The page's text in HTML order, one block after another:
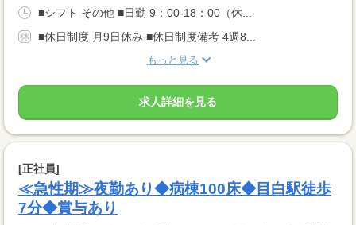
■シフト その他 ■日勤 9：00-18：00（休...
■休日制度 月9日休み ■休日制度備考 4週8...
もっと見る
求人詳細を見る
[正社員]
≪急性期≫夜勤あり◆病棟100床◆目白駅徒歩
7分◆賞与あり